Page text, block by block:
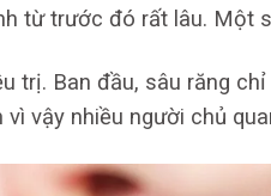
từ trước đó rất lâu. Một
trị. Ban đầu, sâu răng
vậy nhiều người chủ